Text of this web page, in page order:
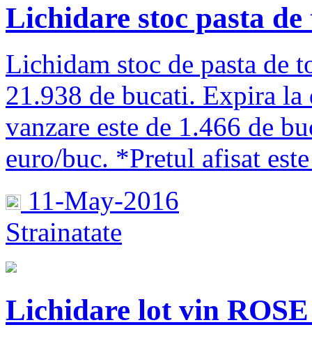
Lichidare stoc pasta
Lichidam stoc de pasta de
21.938 de bucati. Expira
vanzare este de 1.466 de
euro/buc. *Pretul afisat
11-May-2016
Strainatate
Lichidare lot vin